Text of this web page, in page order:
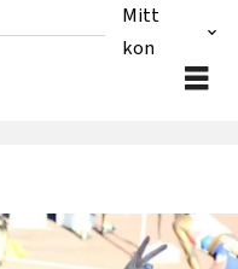
Mitt
konto